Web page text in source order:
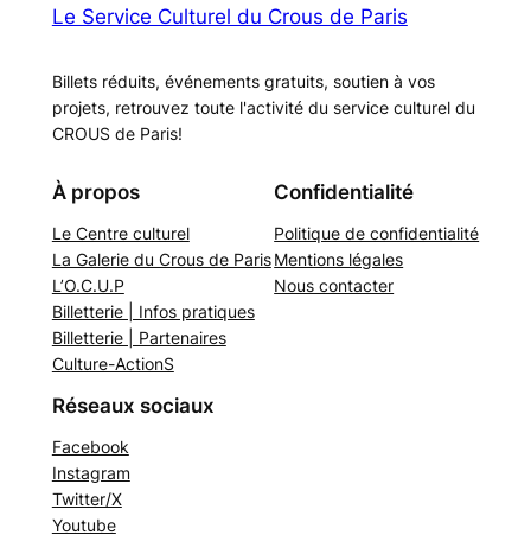
Le Service Culturel du Crous de Paris
Billets réduits, événements gratuits, soutien à vos
projets, retrouvez toute l'activité du service culturel du
CROUS de Paris!
À propos
Le Centre culturel
La Galerie du Crous de Paris
L’O.C.U.P
Billetterie | Infos pratiques
Billetterie | Partenaires
Culture-ActionS
Confidentialité
Politique de confidentialité
Mentions légales
Nous contacter
Réseaux sociaux
Facebook
Instagram
Twitter/X
Youtube